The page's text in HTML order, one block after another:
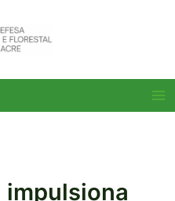
impulsiona